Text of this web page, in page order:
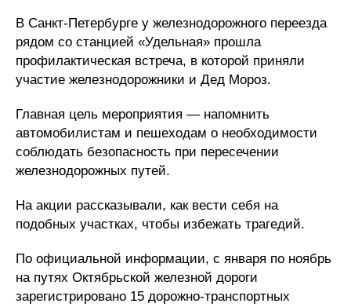
В Санкт-Петербурге у железнодорожного переезда
рядом со станцией «Удельная» прошла
профилактическая встреча, в которой приняли
участие железнодорожники и Дед Мороз.
Главная цель мероприятия — напомнить
автомобилистам и пешеходам о необходимости
соблюдать безопасность при пересечении
железнодорожных путей.
На акции рассказывали, как вести себя на
подобных участках, чтобы избежать трагедий.
По официальной информации, с января по ноябрь
на путях Октябрьской железной дороги
зарегистрировано 15 дорожно-транспортных